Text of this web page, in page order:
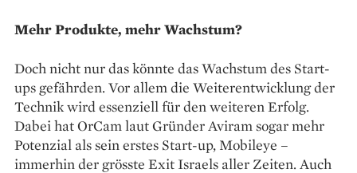
Mehr Produkte, mehr Wachstum?
Doch nicht nur das könnte das Wachstum des Start-
ups gefährden. Vor allem die Weiterentwicklung der
Technik wird essenziell für den weiteren Erfolg.
Dabei hat OrCam laut Gründer Aviram sogar mehr
Potenzial als sein erstes Start-up, Mobileye –
immerhin der grösste Exit Israels aller Zeiten. Auch